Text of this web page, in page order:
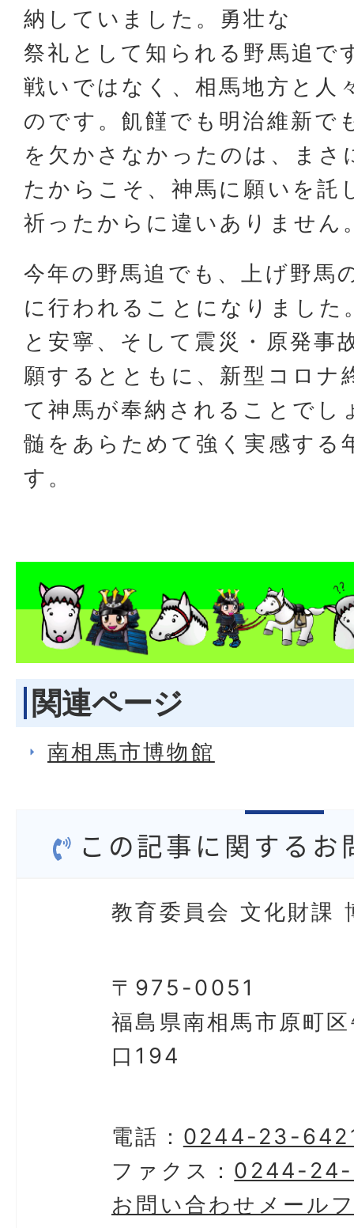
納していました。勇壮な
祭礼として知られる野馬追で
戦いではなく、相馬地方と人
のです。飢饉でも明治維新で
を欠かさなかったのは、まさ
たからこそ、神馬に願いを託
祈ったからに違いありません
今年の野馬追でも、上げ野馬
に行われることになりました
と安寧、そして震災・原発事
願するとともに、新型コロナ
て神馬が奉納されることでし
髄をあらためて強く実感する
す。
関連ページ
南相馬市博物館
この記事に関するお
教育委員会 文化財課
〒975-0051
福島県南相馬市原町
口194
電話： 0244-23-
ファクス： 0244-
お問い合わせメール